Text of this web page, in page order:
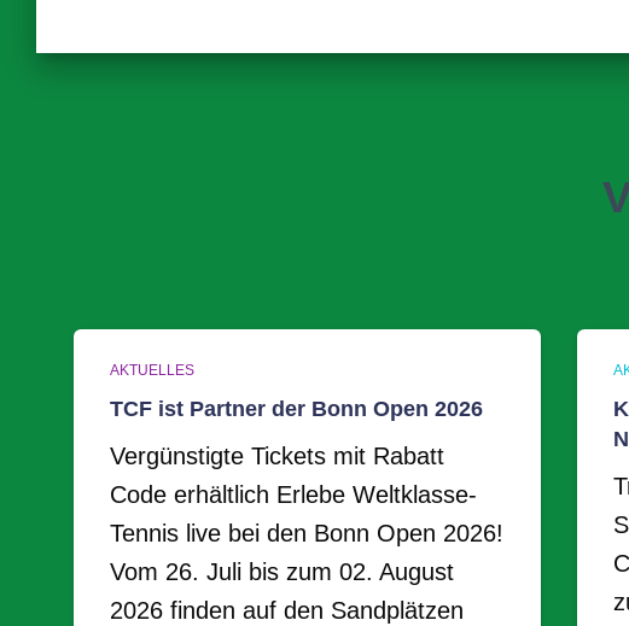
AKTUELLES
TCF ist Partner der Bonn Open 2026
Vergünstigte Tickets mit Rabatt
Code erhältlich Erlebe Weltklasse-
Tennis live bei den Bonn Open 2026!
Vom 26. Juli bis zum 02. August
2026 finden auf den Sandplätzen